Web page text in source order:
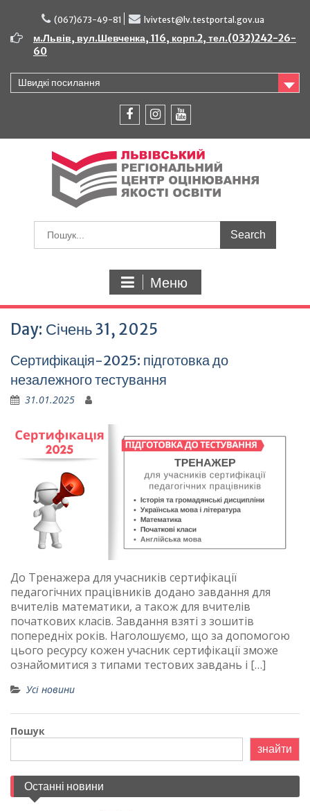
вмісту
(067)673-49-81 lvivtest@lv.testportal.gov.ua
м.Львів, вул.Шевченка, 116, корп.2, тел.(032)242-26-
60
Швидкі посилання
Меню
Day: Січень 31, 2025
Сертифікація-2025: підготовка до
незалежного тестування
31.01.2025
До Тренажера для учасників сертифікації
педагогічних працівників додано завдання для
вчителів математики, а також для вчителів
початкових класів. Завдання взяті з зошитів
попередніх років. Наголошуємо, що за допомогою
цього ресурсу кожен учасник сертифікації зможе
ознайомитися з типами тестових завдань і […]
Усі новини
Пошук
знайти
Останні новини